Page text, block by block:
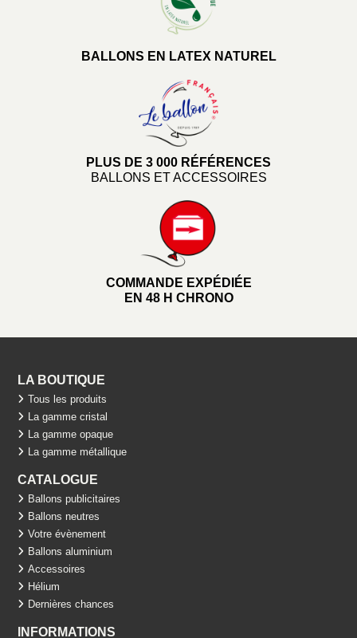
BALLONS EN LATEX NATUREL
PLUS DE 3 000 RÉFÉRENCES
BALLONS ET ACCESSOIRES
COMMANDE EXPÉDIÉE
EN 48 H CHRONO
LA BOUTIQUE
Tous les produits
La gamme cristal
La gamme opaque
La gamme métallique
CATALOGUE
Ballons publicitaires
Ballons neutres
Votre évènement
Ballons aluminium
Accessoires
Hélium
Dernières chances
INFORMATIONS